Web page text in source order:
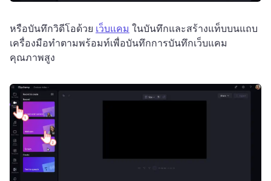
หรือบันทึกวิดีโอด้วย เว็บแคม ในบันทึกและสร้างแท็บบนแถบ
เครื่องมือทําตามพร้อมท์เพื่อบันทึกการบันทึกเว็บแคม
คุณภาพสูง